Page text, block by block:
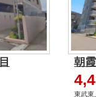
朝
東武東